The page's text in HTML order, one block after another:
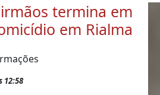
termina em
em Rialma
12:58